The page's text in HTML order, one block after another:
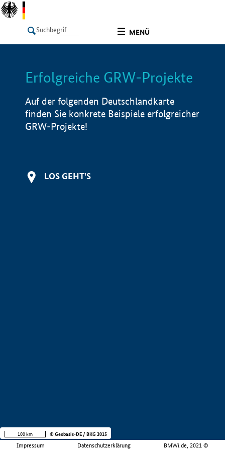
MENÜ
LISTE Info
Erfolgreiche GRW-Projekte
Auf der folgenden Deutschlandkarte
finden Sie konkrete Beispiele erfolgreicher
GRW-Projekte!
LOS GEHT'S
Impressum Datenschutzerklärung BMWi.de, 2021 ©
100 km © Geobasis-DE / BKG 2015